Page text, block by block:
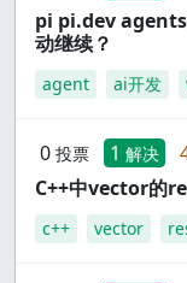
pi pi.dev
动继续？
agent ai开发
0 投票 1 解决
C++中vector的
c++ vector